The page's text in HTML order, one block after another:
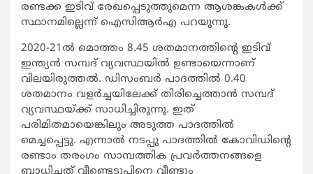
രണ്ടക്ക ഇടിവ് രേഖപ്പെടുത്തുമെന്ന ആശങ്കകള്‍ക്ക്
സ്ഥാനമില്ലെന്ന് ഐസിആര്‍എ പറയുന്നു.
2020-21ല്‍ മൊത്തം 8.45 ശതമാനത്തിന്‍റെ ഇടിവ്
ഇന്ത്യന്‍ സമ്പദ് വ്യവസ്ഥയില്‍ ഉണ്ടായെന്നാണ്
വിലയിരുത്തല്‍. ഡിസംബര്‍ പാദത്തില്‍ 0.40
ശതമാനം വളര്‍ച്ചയിലേക്ക് തിരിച്ചെത്താന്‍ സമ്പദ്
വ്യവസ്ഥയ്ക്ക് സാധിച്ചിരുന്നു. ഇത്
പരിമിതമായെങ്കിലും അടുത്ത പാദത്തില്‍
മെച്ചപ്പെട്ടു. എന്നാല്‍ നടപ്പു പാദത്തില്‍ കോവിഡിന്‍റെ
രണ്ടാം തരംഗം സാമ്പത്തിക പ്രവര്‍ത്തനങ്ങളെ